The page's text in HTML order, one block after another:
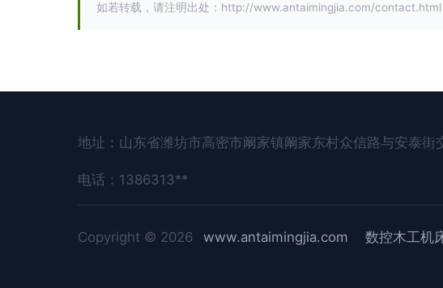
如若转载，请注明出处：http://www.antaimingjia.com/contact.html
地址：山东省潍坊市高密市阚家镇阚家东村众信路与安泰街
电话：1386313**
Copyright © 2026 www.antaimingjia.com 数控木工机